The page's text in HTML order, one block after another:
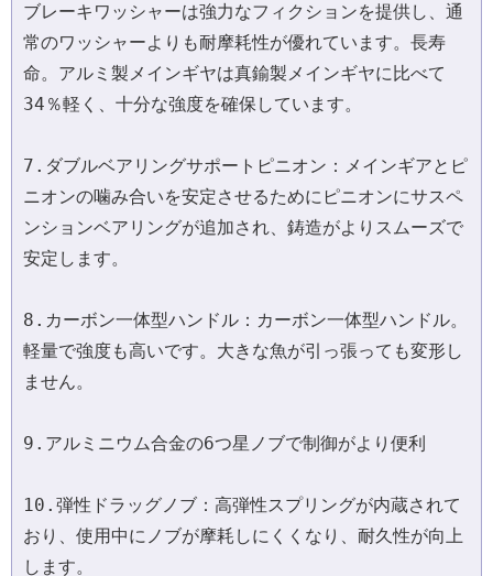
ブレーキワッシャーは強力なフィクションを提供し、通
常のワッシャーよりも耐摩耗性が優れています。長寿
命。アルミ製メインギヤは真鍮製メインギヤに比べて
34％軽く、十分な強度を確保しています。
7.ダブルベアリングサポートピニオン：メインギアとピ
ニオンの噛み合いを安定させるためにピニオンにサスペ
ンションベアリングが追加され、鋳造がよりスムーズで
安定します。
8.カーボン一体型ハンドル：カーボン一体型ハンドル。
軽量で強度も高いです。大きな魚が引っ張っても変形し
ません。
9.アルミニウム合金の6つ星ノブで制御がより便利
10.弾性ドラッグノブ：高弾性スプリングが内蔵されて
おり、使用中にノブが摩耗しにくくなり、耐久性が向上
します。